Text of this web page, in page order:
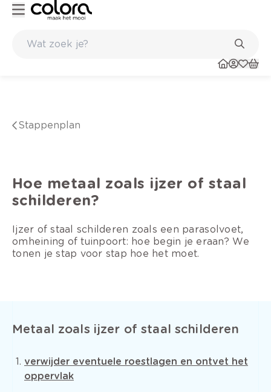
Stappenplan
Hoe metaal zoals ijzer of staal
schilderen?
Ijzer of staal schilderen zoals een parasolvoet,
omheining of tuinpoort: hoe begin je eraan? We
tonen je stap voor stap hoe het moet.
Metaal zoals ijzer of staal schilderen
verwijder eventuele roestlagen en ontvet het
oppervlak